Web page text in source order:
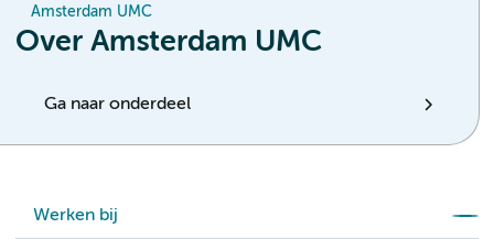
Amsterdam UMC
Over Amsterdam UMC
Ga naar onderdeel
Werken bij